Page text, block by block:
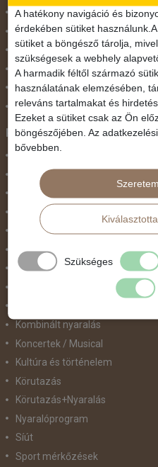
November 1.
Október 23.
Pünkösdi utazás
Szilveszter
Tavaszi szünet
Valentin nap
Programtípus
Belépőjegy
Egyéni út
Egzotikus út
Fesztiválok
Golfút
Gyalogtúra
Kombinált nyaralás
Koncertek / Musical
Kultúra és történelem
Körutazás
Körutazás+Nyaralás
Nyaralóprogram
Síút
Sport mérkőzések
A hatékony navigáció és
érdekében sütiket
sütiket a böngésző tárolja,
szükségesek a webhely
A harmadik féltől származó
használatának elemzésében,
releváns tartalmakat és
Ezeket a sütiket csak az Ön
böngészőjében. Az
bővebben.
Szükséges